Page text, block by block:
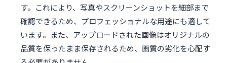
す。これにより、写真やスクリーンショットを細部まで
確認できるため、プロフェッショナルな用途にも適して
います。また、アップロードされた画像はオリジナルの
品質を保ったまま保存されるため、画質の劣化を心配す